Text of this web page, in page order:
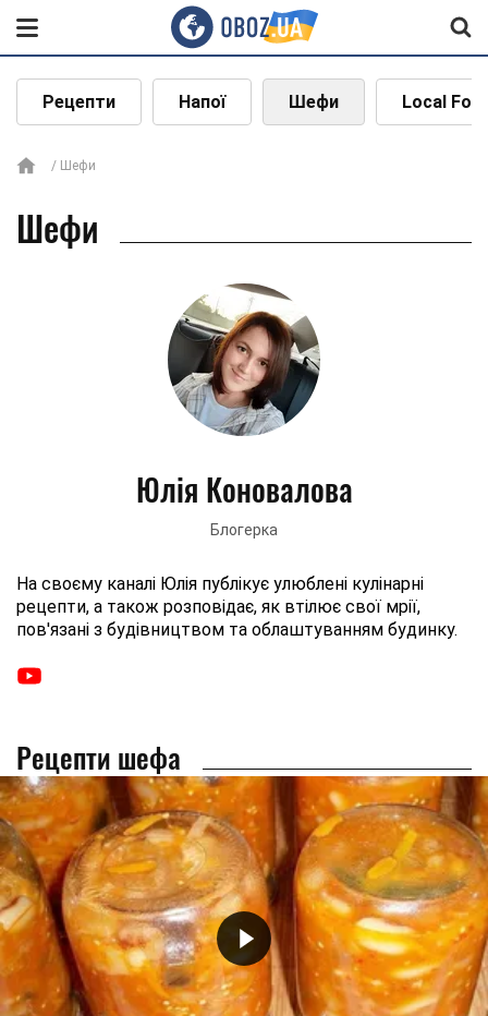
Рецепти Напої Шефи Local
Шефи
Шефи
Юлія Коновалова
Блогерка
На своєму каналі Юлія публікує улюблені кулінарні
рецепти, а також розповідає, як втілює свої мрії,
пов'язані з будівництвом та облаштуванням будинку.
Рецепти шефа